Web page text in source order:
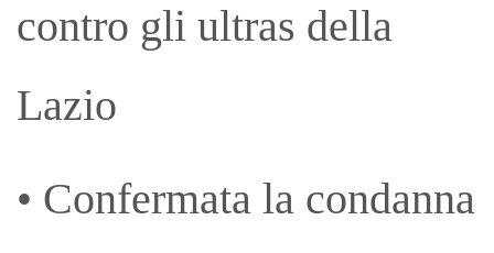
contro gli ultras della
Lazio
• Confermata la condanna